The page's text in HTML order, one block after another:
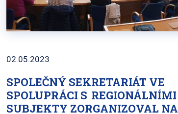
SPOLEČNÝ SEKRETARIÁT VE
SPOLUPRÁCI S REGIONÁLNÍMI
SUBJEKTY ZORGANIZOVAL NA
02.05.2023